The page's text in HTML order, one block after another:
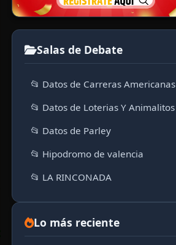
Salas de Debate
📂 Datos de Carreras Americanas
📂 Datos de Loterias Y Animalitos
📂 Datos de Parley
📂 Hipodromo de valencia
📂 LA RINCONADA
Lo más reciente